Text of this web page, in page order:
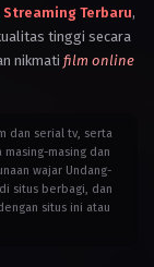
Streaming Terbaru,
tinggi secara
nikmati film online
dan serial tv, serta
masing dan
wajar Undang-
situs berbagi, dan
situs ini atau